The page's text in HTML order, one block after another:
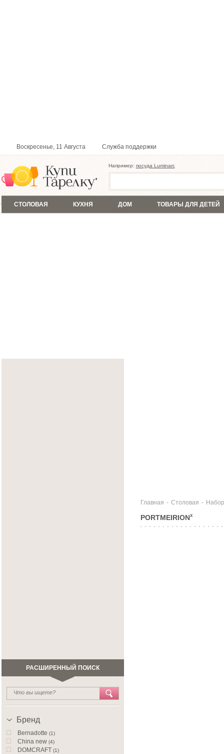
Воскресенье, 11 Августа Служба поддержки
Например: посуда Luminarc
СТОЛОВАЯ КУХНЯ ДОМ ТОВАРЫ ДЛЯ ДЕТЕЙ
РАСШИРЕННЫЙ ПОИСК
Бренд
Bernadotte (1)
China new (4)
DOMCRAFT (1)
Главная - Столовая -
PORTMEIRIONX